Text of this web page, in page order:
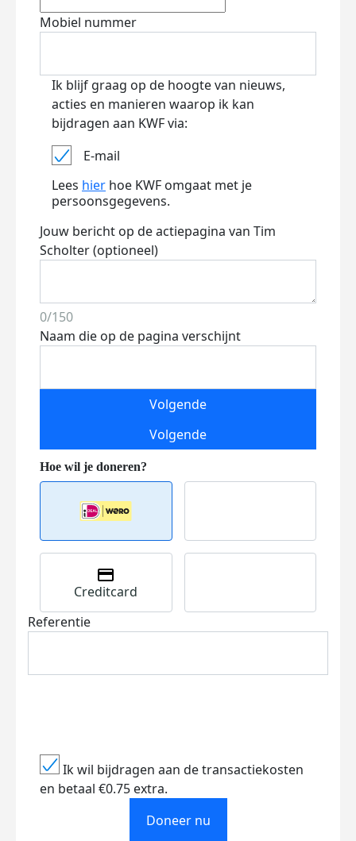
Mobiel nummer
Ik blijf graag op de hoogte van nieuws,
acties en manieren waarop ik kan
bijdragen aan KWF via:
E-mail
Lees hier hoe KWF omgaat met je
persoonsgegevens.
Jouw bericht op de actiepagina van Tim
Scholter (optioneel)
0/150
Naam die op de pagina verschijnt
Volgende
Volgende
Creditcard
Referentie
Ik wil bijdragen aan de transactiekosten
en betaal €0.75 extra.
Doneer nu